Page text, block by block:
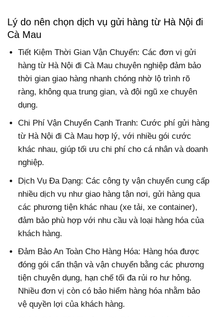
Lý do nên chọn dịch vụ gửi hàng từ Hà Nội đi
Cà Mau
Tiết Kiệm Thời Gian Vận Chuyển: Các đơn vị gửi
hàng từ Hà Nội đi Cà Mau chuyên nghiệp đảm bảo
thời gian giao hàng nhanh chóng nhờ lộ trình rõ
ràng, không qua trung gian, và đội ngũ xe chuyên
dụng.
Chi Phí Vận Chuyển Cạnh Tranh: Cước phí gửi hàng
từ Hà Nội đi Cà Mau hợp lý, với nhiều gói cước
khác nhau, giúp tối ưu chi phí cho cá nhân và doanh
nghiệp.
Dịch Vụ Đa Dạng: Các công ty vận chuyển cung cấp
nhiều dịch vụ như giao hàng tận nơi, gửi hàng qua
các phương tiện khác nhau (xe tải, xe container),
đảm bảo phù hợp với nhu cầu và loại hàng hóa của
khách hàng.
Đảm Bảo An Toàn Cho Hàng Hóa: Hàng hóa được
đóng gói cẩn thận và vận chuyển bằng các phương
tiện chuyên dụng, hạn chế tối đa rủi ro hư hỏng.
Nhiều đơn vị còn có bảo hiểm hàng hóa nhằm bảo
vệ quyền lợi của khách hàng.